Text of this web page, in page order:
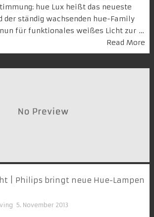
hue Lux heißt das neueste
der ständig wachsenden hue-Family
für funktionales weißes Licht zur …
Read More
| Philips bringt neue Hue-Lampen
5. November 2013